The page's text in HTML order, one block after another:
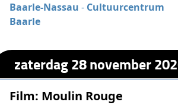
Baarle-Nassau - Cultuurcentrum
Baarle
zaterdag 28 november
Film: Moulin Rouge